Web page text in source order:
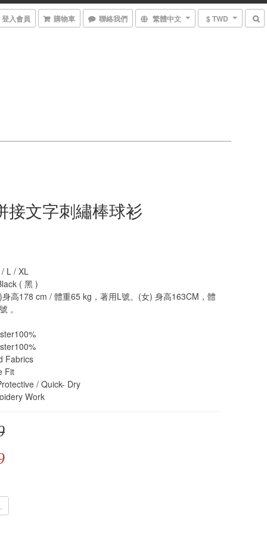
登入會員 購物車 聯絡我們 繁體中文 $ TWD
接文字刺繡棒球衫
L / XL
( 黑 )
高178 cm / 體重65 kg，著用L號。(女) 身高163CM，體
。
Fabrics
Fit
/ Quick- Dry
Work